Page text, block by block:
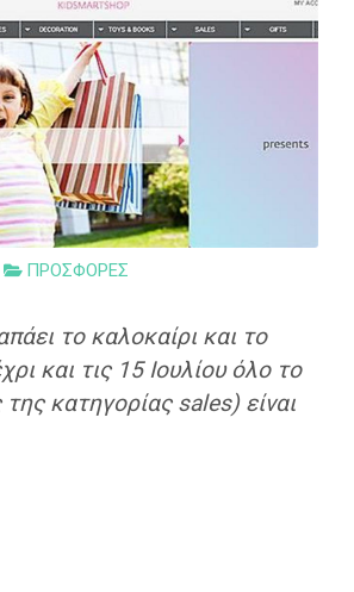
ΠΡΟΣΦΟΡΕΣ
το καλοκαίρι και το
και τις 15 Ιουλίου όλο το
κατηγορίας sales) είναι